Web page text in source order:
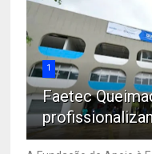
1
Faetec